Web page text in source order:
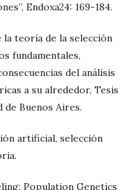
Endoxa24: 169-184.
la teoría de la selección
fundamentales,
del análisis
a su alrededor, Tesis
Buenos Aires.
artificial, selección
Population Genetics